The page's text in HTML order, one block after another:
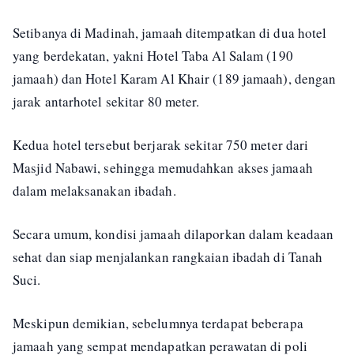
Setibanya di Madinah, jamaah ditempatkan di dua hotel
yang berdekatan, yakni Hotel Taba Al Salam (190
jamaah) dan Hotel Karam Al Khair (189 jamaah), dengan
jarak antarhotel sekitar 80 meter.
Kedua hotel tersebut berjarak sekitar 750 meter dari
Masjid Nabawi, sehingga memudahkan akses jamaah
dalam melaksanakan ibadah.
Secara umum, kondisi jamaah dilaporkan dalam keadaan
sehat dan siap menjalankan rangkaian ibadah di Tanah
Suci.
Meskipun demikian, sebelumnya terdapat beberapa
jamaah yang sempat mendapatkan perawatan di poli